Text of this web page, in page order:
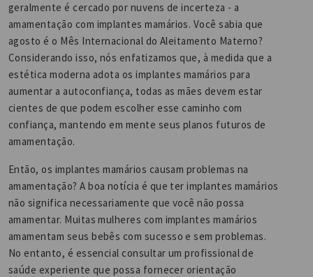
geralmente é cercado por nuvens de incerteza - a
amamentação com implantes mamários. Você sabia que
agosto é o Mês Internacional do Aleitamento Materno?
Considerando isso, nós enfatizamos que, à medida que a
estética moderna adota os implantes mamários para
aumentar a autoconfiança, todas as mães devem estar
cientes de que podem escolher esse caminho com
confiança, mantendo em mente seus planos futuros de
amamentação.
Então, os implantes mamários causam problemas na
amamentação? A boa notícia é que ter implantes mamários
não significa necessariamente que você não possa
amamentar. Muitas mulheres com implantes mamários
amamentam seus bebês com sucesso e sem problemas.
No entanto, é essencial consultar um profissional de
saúde experiente que possa fornecer orientação